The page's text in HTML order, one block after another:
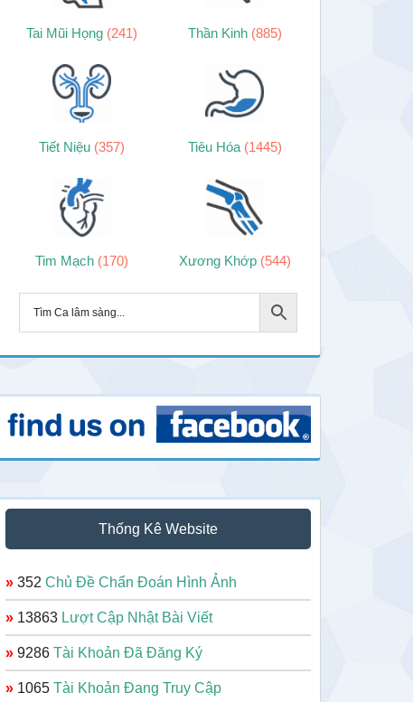
Tai Mũi Họng (241) Thần Kinh (885)
Tiết Niệu (357) Tiêu Hóa (1445)
Tim Mạch (170) Xương Khớp (544)
Thống Kê Website
» 352 Chủ Đề Chẩn Đoán Hình Ảnh
» 13863 Lượt Cập Nhật Bài Viết
» 9286 Tài Khoản Đã Đăng Ký
» 1065 Tài Khoản Đang Truy Cập